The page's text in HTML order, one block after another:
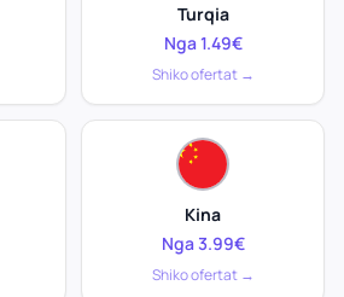
Turqia
Nga 1.49€
Shiko ofertat →
Kina
Nga 3.99€
Shiko ofertat →